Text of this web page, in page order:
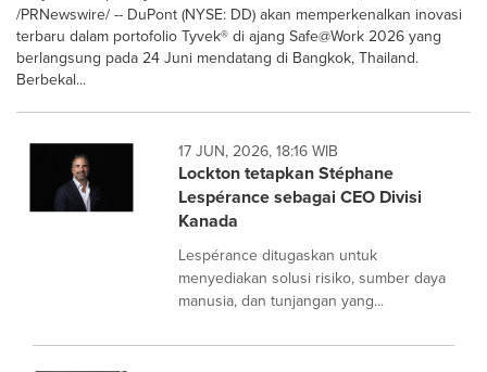
/PRNewswire/ -- DuPont (NYSE: DD) akan memperkenalkan inovasi
terbaru dalam portofolio Tyvek® di ajang Safe@Work 2026 yang
berlangsung pada 24 Juni mendatang di Bangkok, Thailand.
Berbekal...
17 JUN, 2026, 18:16 WIB
Lockton tetapkan Stéphane
Lespérance sebagai CEO Divisi
Kanada
Lespérance ditugaskan untuk
menyediakan solusi risiko, sumber daya
manusia, dan tunjangan yang...